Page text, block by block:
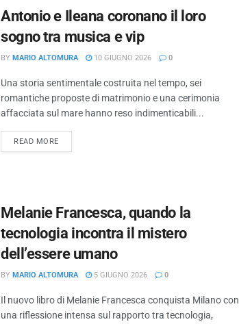
Antonio e Ileana coronano il loro
sogno tra musica e vip
BY MARIO ALTOMURA 10 GIUGNO 2026 0
Una storia sentimentale costruita nel tempo, sei
romantiche proposte di matrimonio e una cerimonia
affacciata sul mare hanno reso indimenticabili...
READ MORE
Melanie Francesca, quando la
tecnologia incontra il mistero
dell’essere umano
BY MARIO ALTOMURA 5 GIUGNO 2026 0
Il nuovo libro di Melanie Francesca conquista Milano con
una riflessione intensa sul rapporto tra tecnologia,